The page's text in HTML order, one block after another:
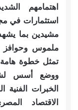
اهتمامهم
استثمارات في
مشيدين بما
ملموس وحوافز
تمثل خطوة
ووضع أسس
الخبرات
الاقتصاد